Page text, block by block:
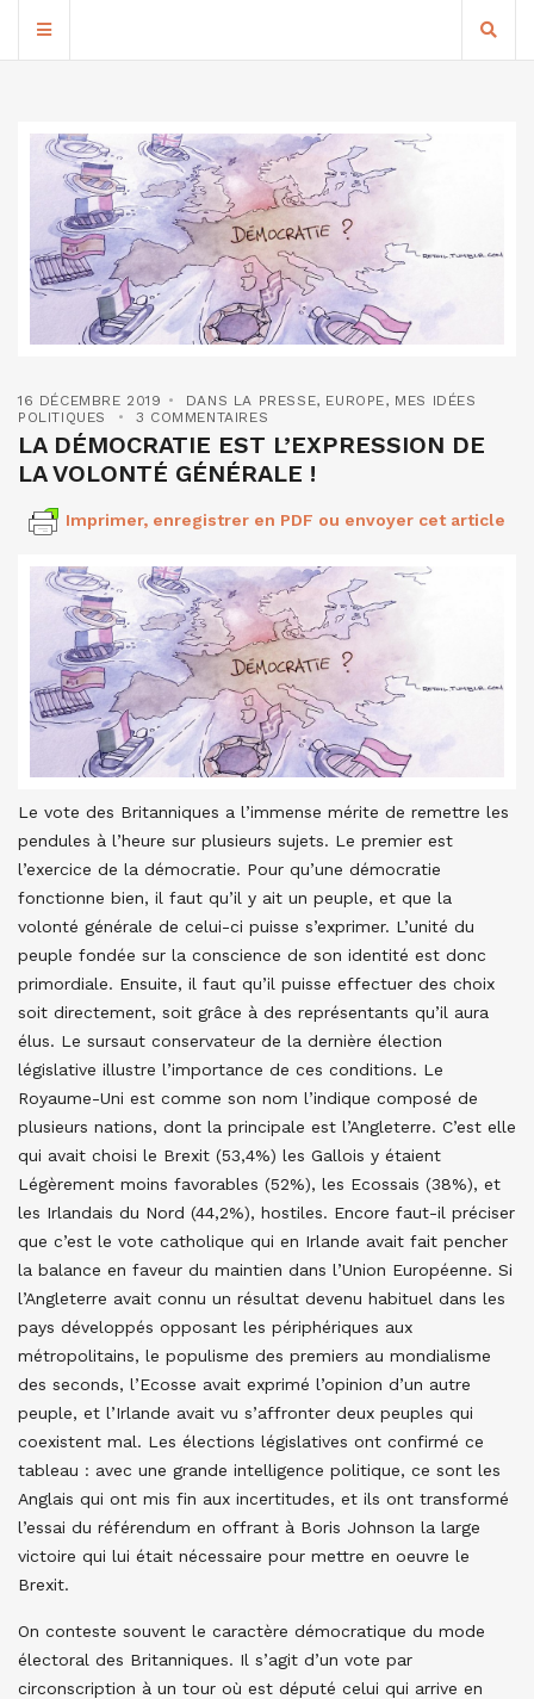
16 DÉCEMBRE 2019 DANS LA PRESSE, EUROPE, MES IDÉES
POLITIQUES
3 COMMENTAIRES
LA DÉMOCRATIE EST L’EXPRESSION DE
LA VOLONTÉ GÉNÉRALE !
Imprimer, enregistrer en PDF ou envoyer cet article
Le vote des Britanniques a l’immense mérite de remettre les
pendules à l’heure sur plusieurs sujets. Le premier est
l’exercice de la démocratie. Pour qu’une démocratie
fonctionne bien, il faut qu’il y ait un peuple, et que la
volonté générale de celui-ci puisse s’exprimer. L’unité du
peuple fondée sur la conscience de son identité est donc
primordiale. Ensuite, il faut qu’il puisse effectuer des choix
soit directement, soit grâce à des représentants qu’il aura
élus. Le sursaut conservateur de la dernière élection
législative illustre l’importance de ces conditions. Le
Royaume-Uni est comme son nom l’indique composé de
plusieurs nations, dont la principale est l’Angleterre. C’est elle
qui avait choisi le Brexit (53,4%) les Gallois y étaient
Légèrement moins favorables (52%), les Ecossais (38%), et
les Irlandais du Nord (44,2%), hostiles. Encore faut-il préciser
que c’est le vote catholique qui en Irlande avait fait pencher
la balance en faveur du maintien dans l’Union Européenne. Si
l’Angleterre avait connu un résultat devenu habituel dans les
pays développés opposant les périphériques aux
métropolitains, le populisme des premiers au mondialisme
des seconds, l’Ecosse avait exprimé l’opinion d’un autre
peuple, et l’Irlande avait vu s’affronter deux peuples qui
coexistent mal. Les élections législatives ont confirmé ce
tableau : avec une grande intelligence politique, ce sont les
Anglais qui ont mis fin aux incertitudes, et ils ont transformé
l’essai du référendum en offrant à Boris Johnson la large
victoire qui lui était nécessaire pour mettre en oeuvre le
Brexit.
On conteste souvent le caractère démocratique du mode
électoral des Britanniques. Il s’agit d’un vote par
circonscription à un tour où est député celui qui arrive en